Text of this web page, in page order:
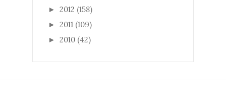
► 2012 (158)
► 2011 (109)
► 2010 (42)